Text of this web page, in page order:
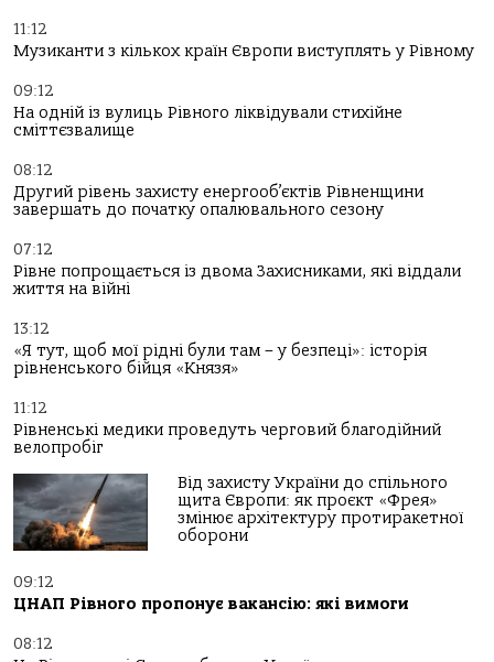
11:12
Музиканти з кількох країн Європи виступлять у Рівному
09:12
На одній із вулиць Рівного ліквідували стихійне
сміттєзвалище
08:12
Другий рівень захисту енергооб’єктів Рівненщини
завершать до початку опалювального сезону
07:12
Рівне попрощається із двома Захисниками, які віддали
життя на війні
13:12
«Я тут, щоб мої рідні були там – у безпеці»: історія
рівненського бійця «Князя»
11:12
Рівненські медики проведуть черговий благодійний
велопробіг
Від захисту України до спільного
щита Європи: як проєкт «Фрея»
змінює архітектуру протиракетної
оборони
09:12
ЦНАП Рівного пропонує вакансію: які вимоги
08:12